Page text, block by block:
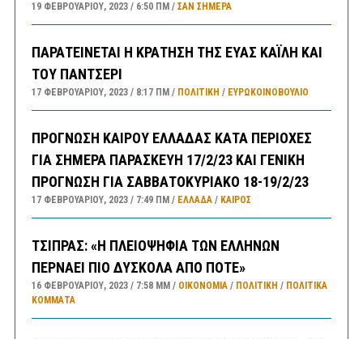
19 ΦΕΒΡΟΥΑΡΊΟΥ, 2023 6:50 ΠΜ ΣΑΝ ΣΉΜΕΡΑ
ΠΑΡΑΤΕΙΝΕΤΑΙ Η ΚΡΑΤΗΣΗ ΤΗΣ ΕΥΑΣ ΚΑΪΛΗ ΚΑΙ
ΤΟΥ ΠΑΝΤΣΕΡΙ
17 ΦΕΒΡΟΥΑΡΊΟΥ, 2023 8:17 ΠΜ ΠΟΛΙΤΙΚΗ / ΕΥΡΩΚΟΙΝΟΒΟΥΛΙΟ
ΠΡΟΓΝΩΣΗ ΚΑΙΡΟΥ ΕΛΛΑΔΑΣ ΚΑΤΑ ΠΕΡΙΟΧΕΣ
ΓΙΑ ΣΗΜΕΡΑ ΠΑΡΑΣΚΕΥΗ 17/2/23 ΚΑΙ ΓΕΝΙΚΗ
ΠΡΟΓΝΩΣΗ ΓΙΑ ΣΑΒΒΑΤΟΚΥΡΙΑΚΟ 18-19/2/23
17 ΦΕΒΡΟΥΑΡΊΟΥ, 2023 7:49 ΠΜ ΕΛΛΑΔA/ ΚΑΙΡΌΣ
ΤΣΙΠΡΑΣ: «Η ΠΛΕΙΟΨΗΦΙΑ ΤΩΝ ΕΛΛΗΝΩΝ
ΠΕΡΝΑΕΙ ΠΙΟ ΔΥΣΚΟΛΑ ΑΠΟ ΠΟΤΕ»
16 ΦΕΒΡΟΥΑΡΊΟΥ, 2023 7:58 ΜΜ ΟΙΚΟΝΟΜΙΑ/ ΠΟΛΙΤΙΚΗ / ΠΟΛΙΤΙΚΆ
ΚΌΜΜΑΤΑ